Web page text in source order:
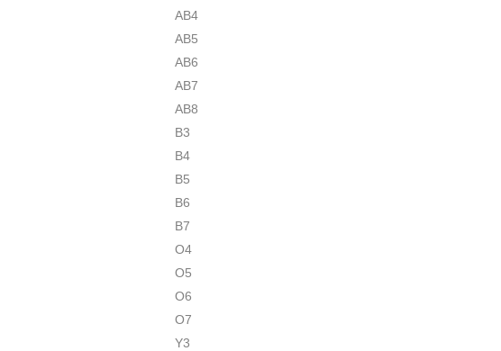
AB4
AB5
AB6
AB7
AB8
B3
B4
B5
B6
B7
O4
O5
O6
O7
Y3